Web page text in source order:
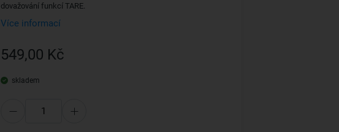
dovažování funkcí TARE.
Více informací
549,00 Kč
skladem